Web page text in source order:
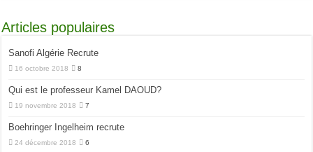
Articles populaires
Sanofi Algérie Recrute
16 octobre 2018 8
Qui est le professeur Kamel DAOUD?
19 novembre 2018 7
Boehringer Ingelheim recrute
24 décembre 2018 6